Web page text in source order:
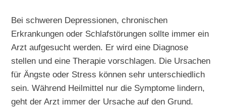
Bei schweren Depressionen, chronischen
Erkrankungen oder Schlafstörungen sollte immer ein
Arzt aufgesucht werden. Er wird eine Diagnose
stellen und eine Therapie vorschlagen. Die Ursachen
für Ängste oder Stress können sehr unterschiedlich
sein. Während Heilmittel nur die Symptome lindern,
geht der Arzt immer der Ursache auf den Grund.